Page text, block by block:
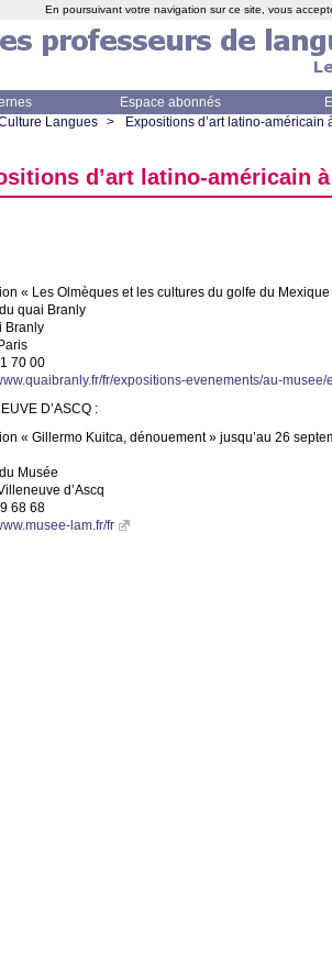
Espace abonnés
Langues > Expositions d’art latino-américain
d’art latino-américain
« Les Olmèques et les cultures du golfe du Mexique
quai Branly
Branly
70 00
fr/expositions-evenements/au-musee/
D’ASCQ :
« Gillermo Kuitca, dénouement » jusqu’au 26
Musée
d’Ascq
68 68
lam.fr/fr
En poursuivant votre navigation sur ce site, vous